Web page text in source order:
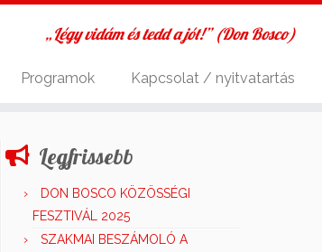
„Légy vidám és tedd a jót!” (Don Bosco)
Programok Kapcsolat / nyitvatartás
Legfrissebb
DON BOSCO KÖZÖSSÉGI
FESZTIVÁL 2025
SZAKMAI BESZÁMOLÓ A